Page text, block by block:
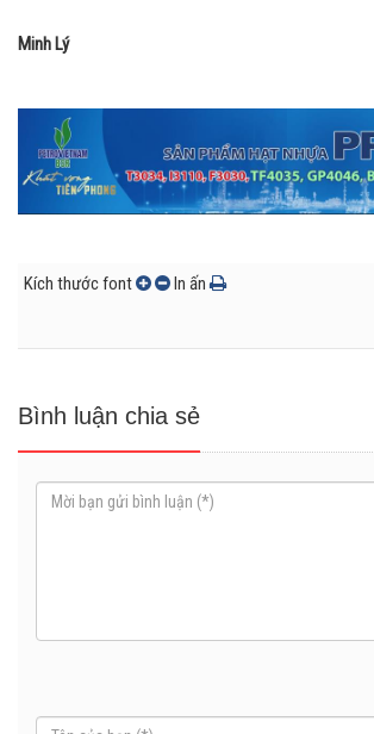
Minh Lý
Kích thước font In ấn
Bình luận chia sẻ